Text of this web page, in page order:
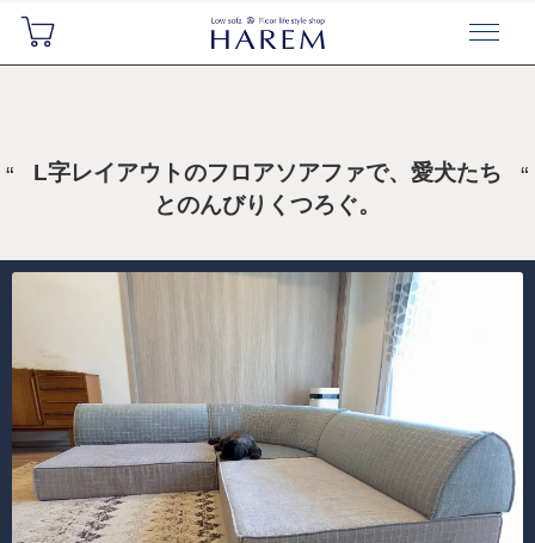
L字レイアウトのフロアソアファで、愛犬たち
とのんびりくつろぐ。